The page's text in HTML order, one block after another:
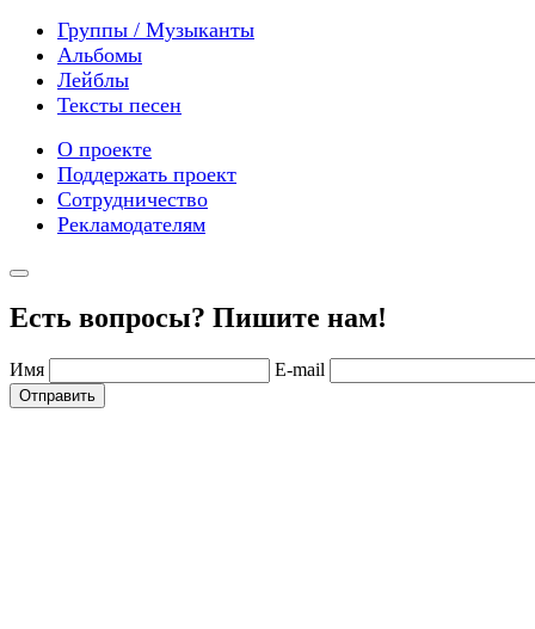
Группы / Музыканты
Альбомы
Лейблы
Тексты песен
О проекте
Поддержать проект
Сотрудничество
Рекламодателям
Есть вопросы? Пишите нам!
Имя E-mail